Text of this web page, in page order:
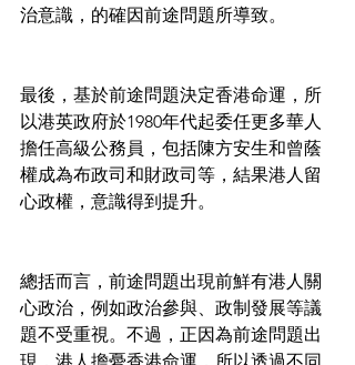
治意識，的確因前途問題所導致。
最後，基於前途問題決定香港命運，所
以港英政府於1980年代起委任更多華人
擔任高級公務員，包括陳方安生和曾蔭
權成為布政司和財政司等，結果港人留
心政權，意識得到提升。
總括而言，前途問題出現前鮮有港人關
心政治，例如政治參與、政制發展等議
題不受重視。不過，正因為前途問題出